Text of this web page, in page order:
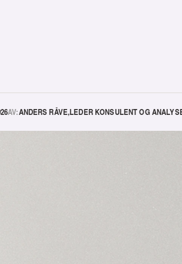
AV:ANDERS RÅVE,LEDER KONSULENT OG